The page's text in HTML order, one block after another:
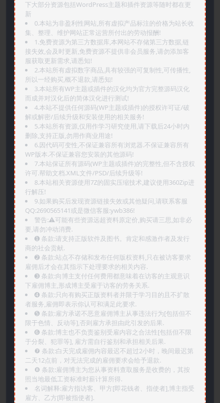
下大部分资源包括WordPress主题和插件资源等随时都在更
新
0.本站为非盈利性网站,所有虚拟产品标注的价格为站长收
集、整理、维护网站正常运营所付出的劳动报酬!
1.免费资源为第三方数据库,本网站不存储第三方数据,链
接失效,会及时更新,免费资源不提供非会员服务,请勿添加客
服获取更新需求,请悉知!
2.本站所有虚拟数字商品,具有较强的可复制性,可传播性,
所以一经购买,概不退款,请悉知!
3.本站所有WP主题或插件的汉化均为官方完整源码汉化
而成并对汉化后的简体汉化进行测试!
4.本站不提供任何源码(WP主题或插件)的授权许可证/破
解或解密/后续升级和安装使用的相关服务!
5.本站所有资源,仅用作学习研究使用,请下载后24小时内
删除,支持正版,勿用作商业用途!
6.因代码可变性,不保证兼容所有浏览器.不保证兼容所有
WP版本.不保证兼容您安装的其他源码!
7.本站保证所有源码(WP主题或插件)的完整性,但不含授权
许可.帮助文档.XML文件/PSD/后续升级等!
8.本站相关资源使用7Z的固实压缩技术,建议使用360Zip进
行解压!
9.如果购买后发现资源链接失效或其他疑问,请联系客服
QQ:2690565141或是微信客服:ywb386!
警告:⚠️可能有些资源远超资料原定价,购买请三思,如非必
要,请勿冲动消费.
➊️ 条款:请支持正版软件及图书。肯定和感激作者及发行
商的社会贡献.
➋️ 条款:站点不存储和发布任何版权资料,只在被访客要求
雇佣后才会在其指示下处理要求的相关内容.
➌️ 条款:向博主支付任何费用都意味着在访客的主观意识
下雇佣博主,形成博主受雇于访客的劳务关系.
➍️ 条款:只向有购买正版资料者并限于学习目的且不扩散
者服务,雇佣即表示你认可和满足此要求.
➎ 条款:雇方承诺不恶意雇佣博主从事违法行为[包括但不
限于色情、反动等],否则雇方承担由此引发的后果.
➏️ 条款:博主也不负责鉴别受雇内容之合法性[包括但不限
于分裂、犯罪等], 雇方需自行鉴别和承担相关后果.
❼ 条款:白天完成雇佣内容最迟不超过2小时，晚间最迟第
二天12点前，对无法完成的雇佣要求会给予退款.
❽ 条款:雇佣博主为您从事资料查取服务是收费的，其按
照当地最低工资标准时薪计算所得.
名词解释:雇方指访客、甲方[即花钱者、指使者],博主指受
雇方、乙方[即被指使者].